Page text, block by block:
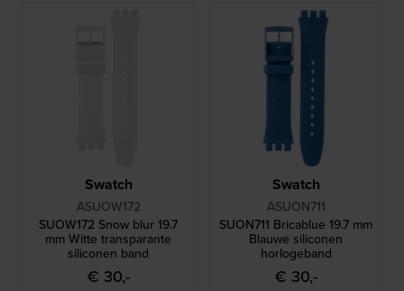
Swatch
ASUOW172
SUOW172 Snow blur 19.7
mm Witte transparante
siliconen band
€ 30,-
Swatch
ASUON711
SUON711 Bricablue 19.7 mm
Blauwe siliconen
horlogeband
€ 30,-